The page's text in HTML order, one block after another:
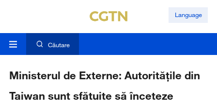
Language
Căutare
Ministerul de Externe: Autoritățile din
Taiwan sunt sfătuite să înceteze